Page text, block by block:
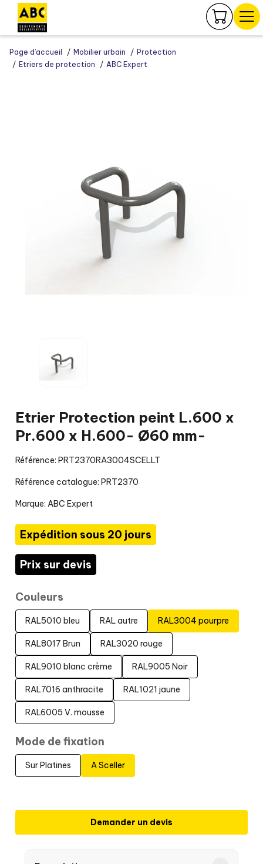
Page d’accueil Mobilier urbain
Protection
Etriers de protection
ABC Expert
Etrier Protection peint L.600 x
Pr.600 x H.600- Ø60 mm-
Référence: PRT2370RA3004SCELLT
Référence catalogue: PRT2370
Marque: ABC Expert
Expédition sous 20 jours
Prix sur devis
Couleurs
RAL5010 bleu RAL autre RAL3004 pourpre
RAL8017 Brun RAL3020 rouge
RAL9010 blanc crème RAL9005 Noir
RAL7016 anthracite RAL1021 jaune
RAL6005 V. mousse
Mode de fixation
Sur Platines A Sceller
Demander un devis
Panneau de gestion des cookies